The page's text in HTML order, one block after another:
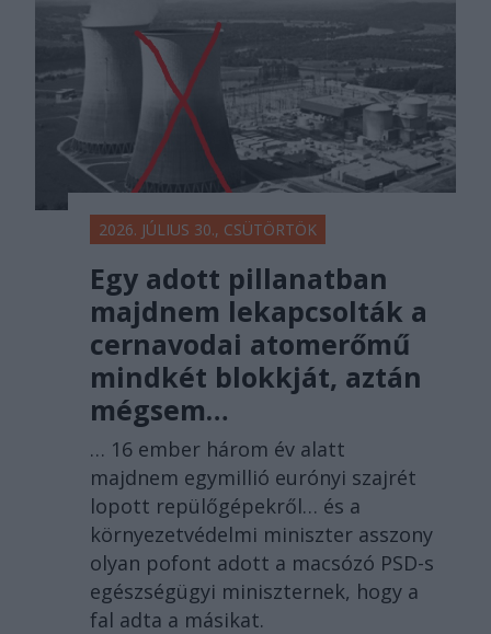
2026. JÚLIUS 30., CSÜTÖRTÖK
Egy adott pillanatban
majdnem lekapcsolták a
cernavodai atomerőmű
mindkét blokkját, aztán
mégsem…
… 16 ember három év alatt
majdnem egymillió eurónyi szajrét
lopott repülőgépekről… és a
környezetvédelmi miniszter asszony
olyan pofont adott a macsózó PSD-s
egészségügyi miniszternek, hogy a
fal adta a másikat.